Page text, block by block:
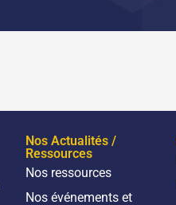
Nos Actualités /
Ressources
Nos ressources
Nos événements et